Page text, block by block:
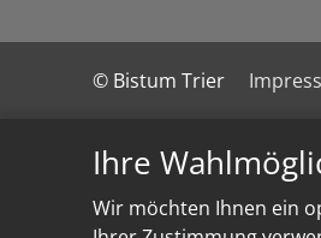
Ihre
Wir möchten Ihnen ein
© Bistum Trier